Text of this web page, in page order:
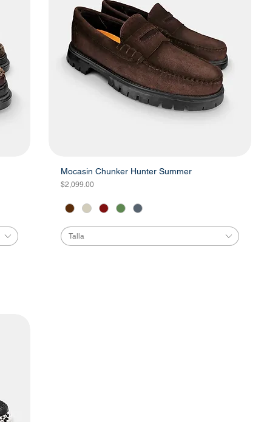
Mocasin Chunker Hunter Summer
Precio
$2,099.00
Talla